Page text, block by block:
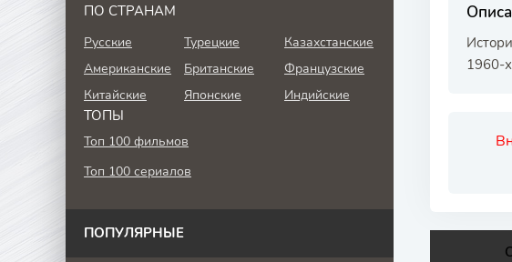
1960-
ПО СТРАНАМ
Русские Турецкие
Казахстанские
Американские
Британские
Французские
Китайские
Японские Индийские
ТОПЫ
Топ 100 фильмов
Топ 100 сериалов
ПОПУЛЯРНЫЕ